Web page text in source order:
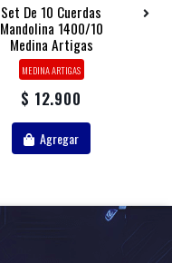
Set De 10 Cuerdas
Mandolina 1400/10
Medina Artigas
MEDINA ARTIGAS
$ 12.900
Agregar